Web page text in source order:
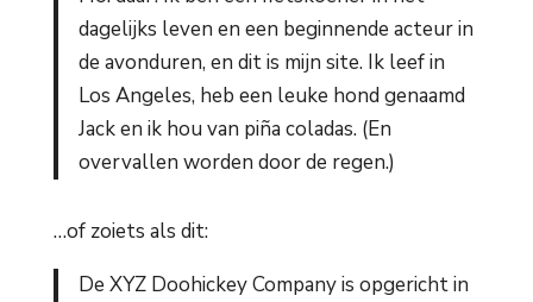
dagelijks leven en een beginnende acteur in
de avonduren, en dit is mijn site. Ik leef in
Los Angeles, heb een leuke hond genaamd
Jack en ik hou van piña coladas. (En
overvallen worden door de regen.)
…of zoiets als dit:
De XYZ Doohickey Company is opgericht in